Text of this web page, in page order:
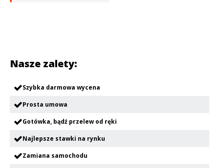
Nasze zalety:
Szybka darmowa wycena
Prosta umowa
Gotówka, bądź przelew od ręki
Najlepsze stawki na rynku
Zamiana samochodu